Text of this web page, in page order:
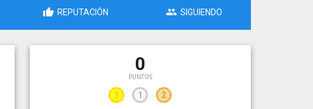
REPUTACIÓN SIGUIENDO
0
PUNTOS
1 1 2